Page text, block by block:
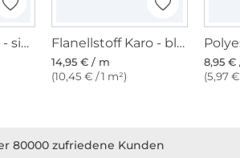
Flanellstoff Karo - signalrot Flanellstoff Karo - blau-rot
14,95 € / m
(10,45 € / 1 m²)
8,95 €
(5,97